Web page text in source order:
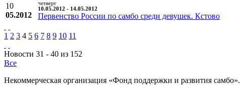
10
05.2012
четверг
10.05.2012 - 14.05.2012
Первенство России по самбо среди девушек. Кстово
1 2 3 4 5 6 7 8 9 10 11
Новости 31 - 40 из 152
Все
Некоммерческая организация «Фонд поддержки и развития самбо».